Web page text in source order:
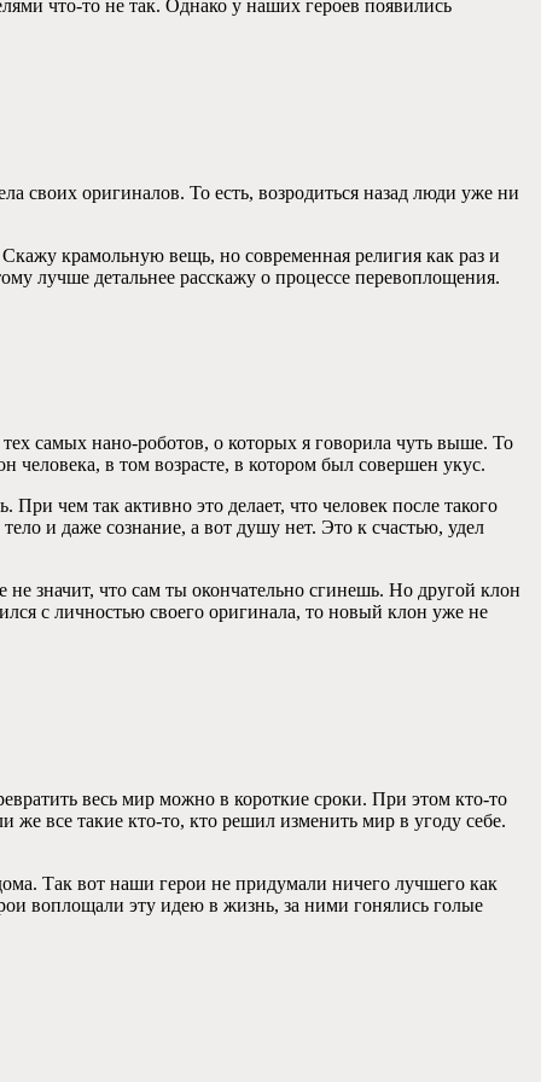
что-то не так. Однако у наших героев появились
своих оригиналов. То есть, возродиться назад люди уже ни
крамольную вещь, но современная религия как раз и
лучше детальнее расскажу о процессе перевоплощения.
самых нано-роботов, о которых я говорила чуть выше. То
человека, в том возрасте, в котором был совершен укус.
чем так активно это делает, что человек после такого
и даже сознание, а вот душу нет. Это к счастью, удел
значит, что сам ты окончательно сгинешь. Но другой клон
с личностью своего оригинала, то новый клон уже не
весь мир можно в короткие сроки. При этом кто-то
все такие кто-то, кто решил изменить мир в угоду себе.
Так вот наши герои не придумали ничего лучшего как
воплощали эту идею в жизнь, за ними гонялись голые